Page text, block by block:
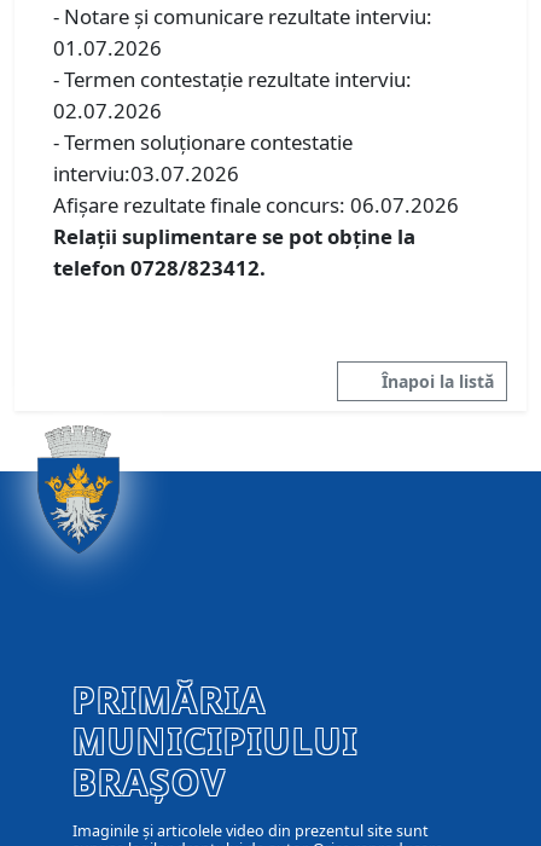
- Notare şi comunicare rezultate interviu:
01.07.2026
- Termen contestaţie rezultate interviu:
02.07.2026
- Termen soluţionare contestatie
interviu:03.07.2026
Afişare rezultate finale concurs: 06.07.2026
Relaţii suplimentare se pot obţine la
telefon 0728/823412.
Înapoi la listă
PRIMĂRIA
MUNICIPIULUI
BRAȘOV
Imaginile și articolele video din prezentul site sunt